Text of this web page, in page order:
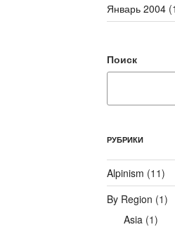
Январь 2004
Поиск
РУБРИКИ
Alpinism (11)
By Region (1)
Asia (1)